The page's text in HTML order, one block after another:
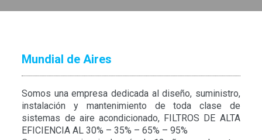
Mundial de Aires
Somos una empresa dedicada al diseño, suministro,
instalación y mantenimiento de toda clase de
sistemas de aire acondicionado, FILTROS DE ALTA
EFICIENCIA AL 30% – 35% – 65% – 95%